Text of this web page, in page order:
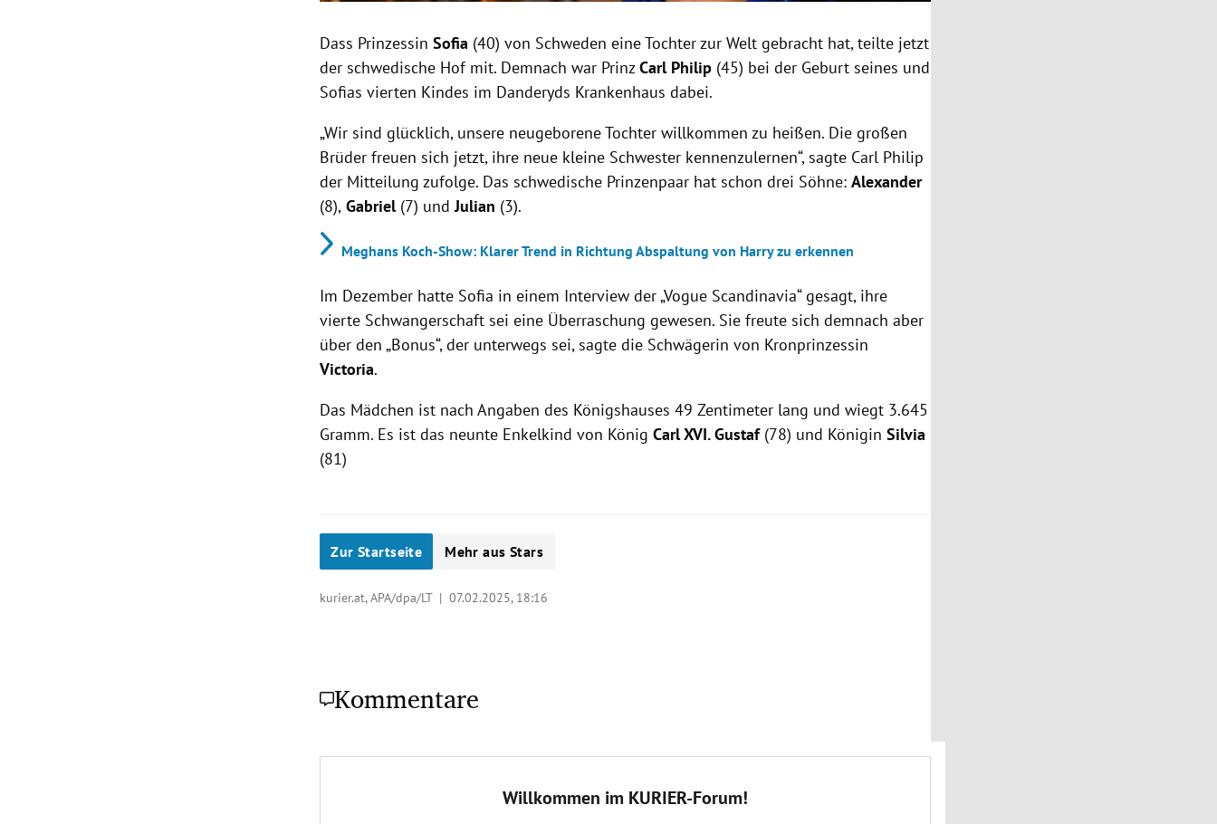
Dass PrinzessinSofia (40) von Schweden eine Tochter zur Welt gebracht hat, teilte jetzt
der schwedische Hof mit. Demnach war PrinzCarl Philip (45) bei der Geburt seines und
Sofias vierten Kindes im Danderyds Krankenhaus dabei.
„Wir sind glücklich, unsere neugeborene Tochter willkommen zu heißen. Die großen
Brüder freuen sich jetzt, ihre neue kleine Schwester kennenzulernen“, sagte Carl Philip
der Mitteilung zufolge. Das schwedische Prinzenpaar hat schon drei Söhne:Alexander
(8), Gabriel(7) undJulian (3).
Meghans Koch-Show: Klarer Trend in Richtung Abspaltung von Harry zu erkennen
Im Dezember hatte Sofia in einem Interview der „Vogue Scandinavia“ gesagt, ihre
vierte Schwangerschaft sei eine Überraschung gewesen. Sie freute sich demnach aber
über den „Bonus“, der unterwegs sei, sagte die Schwägerin von Kronprinzessin
Victoria.
Das Mädchen ist nach Angaben des Königshauses 49 Zentimeter lang und wiegt 3.645
Gramm. Es ist das neunte Enkelkind von König Carl XVI. Gustaf(78) und KöniginSilvia
(81)
Zur Startseite Mehr aus Stars
kurier.at, APA/dpa/LT |07.02.2025, 18:16
Kommentare